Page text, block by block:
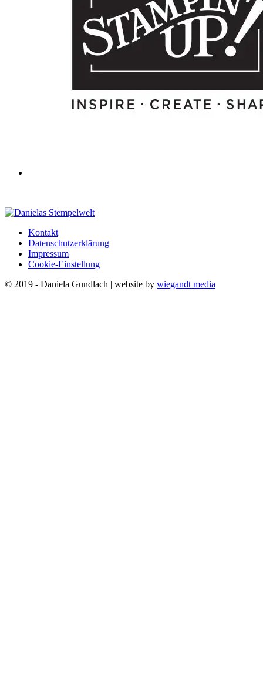
Kontakt
Datenschutzerklärung
Impressum
Cookie-Einstellung
© 2019 - Daniela Gundlach | website by wiegandt media